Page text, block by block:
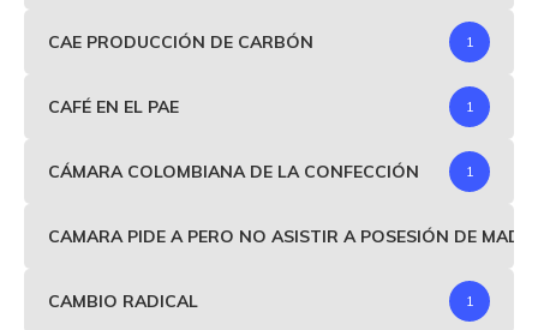
CAE PRODUCCIÓN DE CARBÓN 1
CAFÉ EN EL PAE 1
CÁMARA COLOMBIANA DE LA CONFECCIÓN 1
CAMARA PIDE A PERO NO ASISTIR A POSESIÓN DE
CAMBIO RADICAL 1